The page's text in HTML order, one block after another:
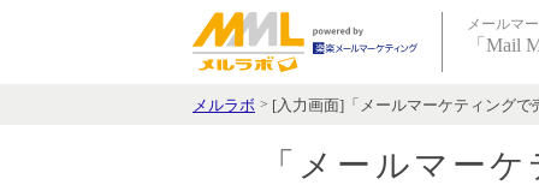
メールマ
「Mail
メルラボ [入力画面]「メールマーケティング
「メールマー